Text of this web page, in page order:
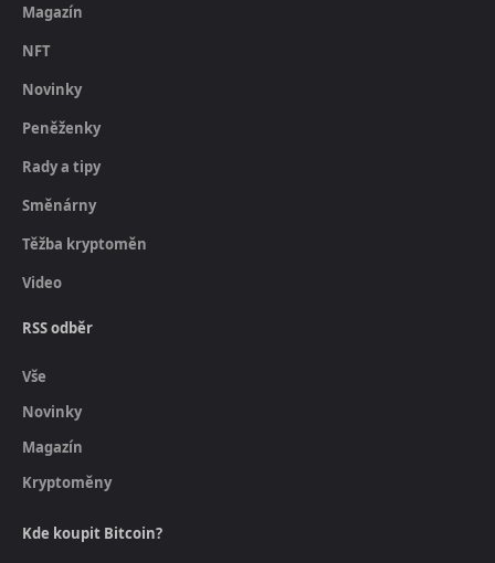
Magazín
NFT
Novinky
Peněženky
Rady a tipy
Směnárny
Těžba kryptoměn
Video
RSS odběr
Vše
Novinky
Magazín
Kryptoměny
Kde koupit Bitcoin?